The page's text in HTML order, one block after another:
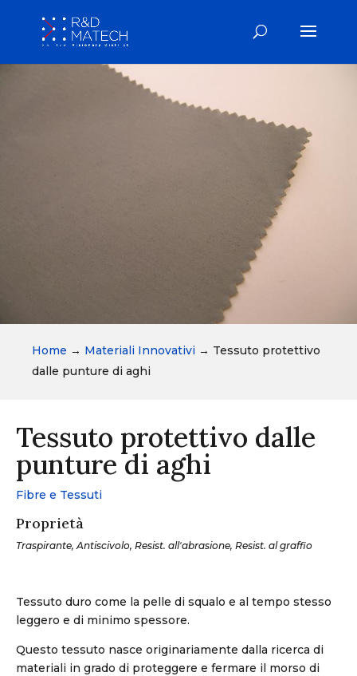
Home → Materiali Innovativi → Tessuto protettivo
dalle punture di aghi
Tessuto protettivo dalle
punture di aghi
Fibre e Tessuti
Proprietà
Traspirante, Antiscivolo, Resist. all'abrasione, Resist. al graffio
Tessuto duro come la pelle di squalo e al tempo stesso
leggero e di minimo spessore.
Questo tessuto nasce originariamente dalla ricerca di
materiali in grado di proteggere e fermare il morso di